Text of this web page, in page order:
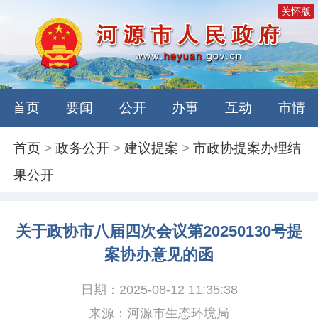
关怀版
首页 要闻 公开 办事 互动 市情
首页 >政务公开 >建议提案 >市政协提案办理结
果公开
关于政协市八届四次会议第20250130号提
案协办意见的函
日期：2025-08-12 11:35:38
来源：河源市生态环境局